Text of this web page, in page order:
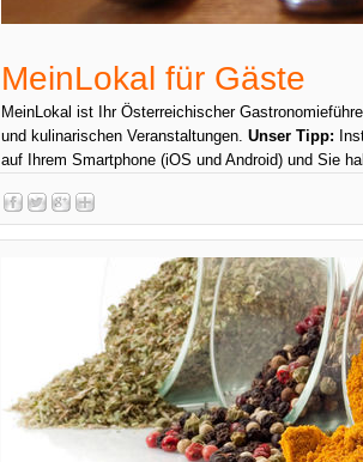
MeinLokal für Gäste
MeinLokal ist Ihr Österreichischer
und kulinarischen Veranstaltungen. Unser Tipp:
auf Ihrem Smartphone (iOS und Android) und Sie